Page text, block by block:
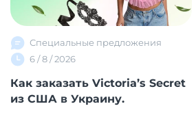
Специальные предложения
6 / 8 / 2026
Как заказать Victoria’s Secret
из США в Украину.